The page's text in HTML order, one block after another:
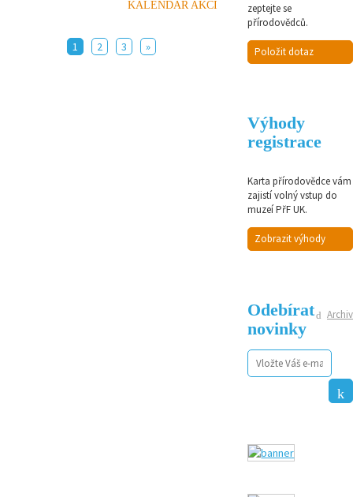
KALENDÁŘ AKCÍ
1 2 3 »
zeptejte se
přírodovědců.
Položit dotaz
Výhody
registrace
Karta přírodovědce vám
zajistí volný vstup do
muzeí PřF UK.
Zobrazit výhody
Archiv
Odebírat
novinky